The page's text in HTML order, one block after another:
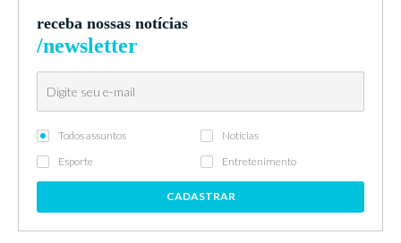
receba nossas notícias
/newsletter
Todos assuntos
Notícias
Esporte
Entretenimento
CADASTRAR